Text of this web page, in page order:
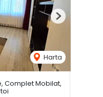
Harta
Next
Complet Mobilat,